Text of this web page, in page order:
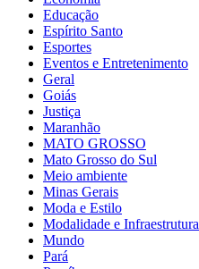
Educação
Espírito Santo
Esportes
Eventos e Entretenimento
Geral
Goiás
Justiça
Maranhão
MATO GROSSO
Mato Grosso do Sul
Meio ambiente
Minas Gerais
Moda e Estilo
Modalidade e Infraestrutura
Mundo
Pará